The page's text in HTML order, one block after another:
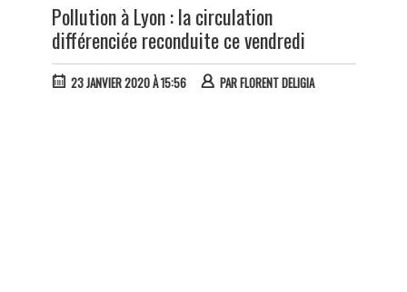
Pollution à Lyon : la circulation
différenciée reconduite ce vendredi
23 JANVIER 2020 À 15:56 PARFLORENT DELIGIA